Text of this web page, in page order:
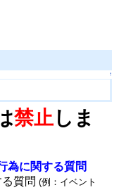
↑
禁止しま
為に関する質問
質問 (例：イベント